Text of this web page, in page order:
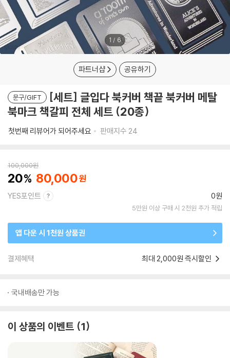
1 / 6
파트너샵 공유하기
문구/GIFT
[세트] 글입다 북커버 책끝 북커버 메탈
북마크 책갈피 전체 세트 (20종)
첫번째 리뷰어가 되어주세요 판매지수 24
100,000원
20 80,000
YES포인트 0원
5만원 이상 구매 시 2천원 추가 적립
앱 다운 시 1천원 상품권
결제혜택 최대 2,000원 즉시할인
국내배송만 가능
이 상품의 이벤트 1